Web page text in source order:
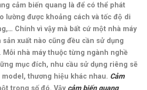
cảm biến quang là để có thể phát
lường được khoảng cách và tốc độ di
Chính vì vậy mà bất cứ một nhà máy
sản xuất nào cũng đều cần sử dụng
Mỗi nhà máy thuộc từng ngành nghề
mục đích, nhu cầu sử dụng riêng sẽ
model, thương hiệu khác nhau. Cảm
trong số đó. Vậy cảm biến quang